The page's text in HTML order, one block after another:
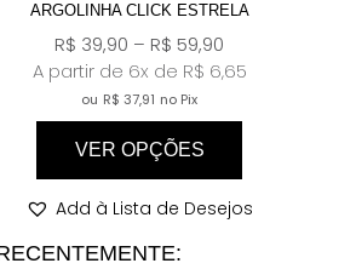
ARGOLINHA CLICK ESTRELA
R$ 39,90 – R$ 59,90
A partir de 6x de R$ 6,65
ou R$ 37,91 no Pix
VER OPÇÕES
Add à Lista de Desejos